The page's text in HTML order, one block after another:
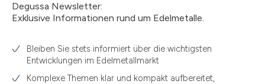
Degussa Newsletter:
Exklusive Informationen rund um Edelmetalle.
Bleiben Sie stets informiert über die wichtigsten
Entwicklungen im Edelmetallmarkt
Komplexe Themen klar und kompakt aufbereitet,